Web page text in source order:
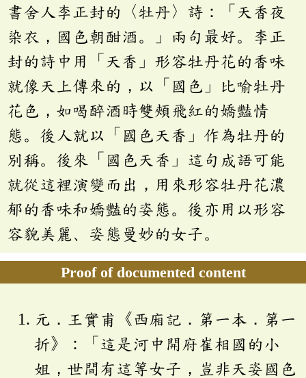
書舍人李正封的〈牡丹〉詩：「天香夜
染衣，國色朝酣酒。」兩句最好。李正
封的詩中用「天香」形容牡丹花的香味
就像天上傳來的，以「國色」比喻牡丹
花色，如喝醉酒時雙頰飛紅的嬌豔情
態。後人就以「國色天香」作為牡丹的
別稱。後來「國色天香」這句成語可能
就從這裡演變而出，用來形容牡丹花濃
郁的香味和嬌豔的姿態。後亦用以形容
容貌美麗、姿態曼妙的女子。
Proof of documented content
元．王實甫《西廂記．第一本．第一
折》：「這是河中開府崔相國的小
姐，世間有這等女子，豈非天姿國色